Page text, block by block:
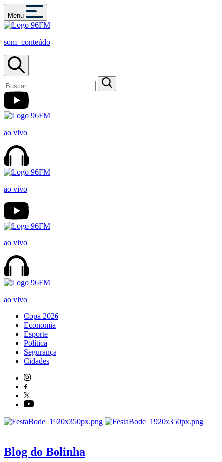
Menu
som+conteúdo
ao vivo
ao vivo
ao vivo
ao vivo
Copa 2026
Economia
Esporte
Política
Segurança
Cidades
Blog do Bolinha